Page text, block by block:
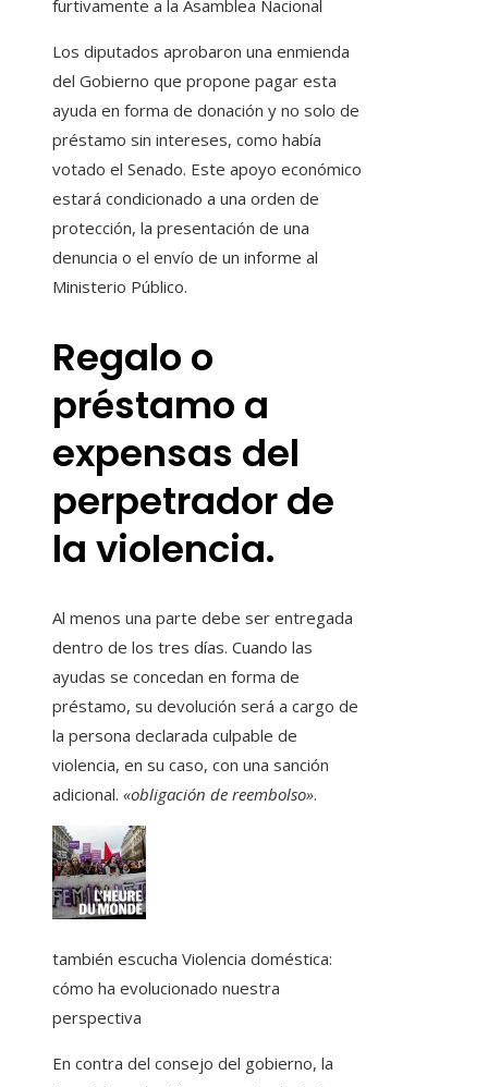
furtivamente a la Asamblea Nacional
Los diputados aprobaron una enmienda
del Gobierno que propone pagar esta
ayuda en forma de donación y no solo de
préstamo sin intereses, como había
votado el Senado. Este apoyo económico
estará condicionado a una orden de
protección, la presentación de una
denuncia o el envío de un informe al
Ministerio Público.
Regalo o
préstamo a
expensas del
perpetrador de
la violencia.
Al menos una parte debe ser entregada
dentro de los tres días. Cuando las
ayudas se concedan en forma de
préstamo, su devolución será a cargo de
la persona declarada culpable de
violencia, en su caso, con una sanción
adicional. «obligación de reembolso».
también escucha Violencia doméstica:
cómo ha evolucionado nuestra
perspectiva
En contra del consejo del gobierno, la